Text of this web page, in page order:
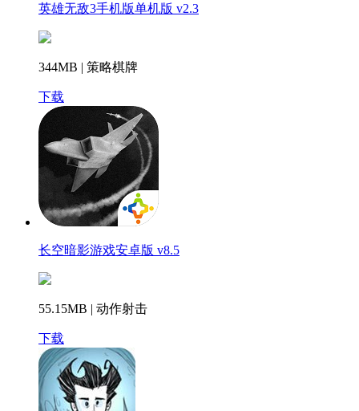
英雄无敌3手机版单机版 v2.3
344MB | 策略棋牌
下载
长空暗影游戏安卓版 v8.5
55.15MB | 动作射击
下载